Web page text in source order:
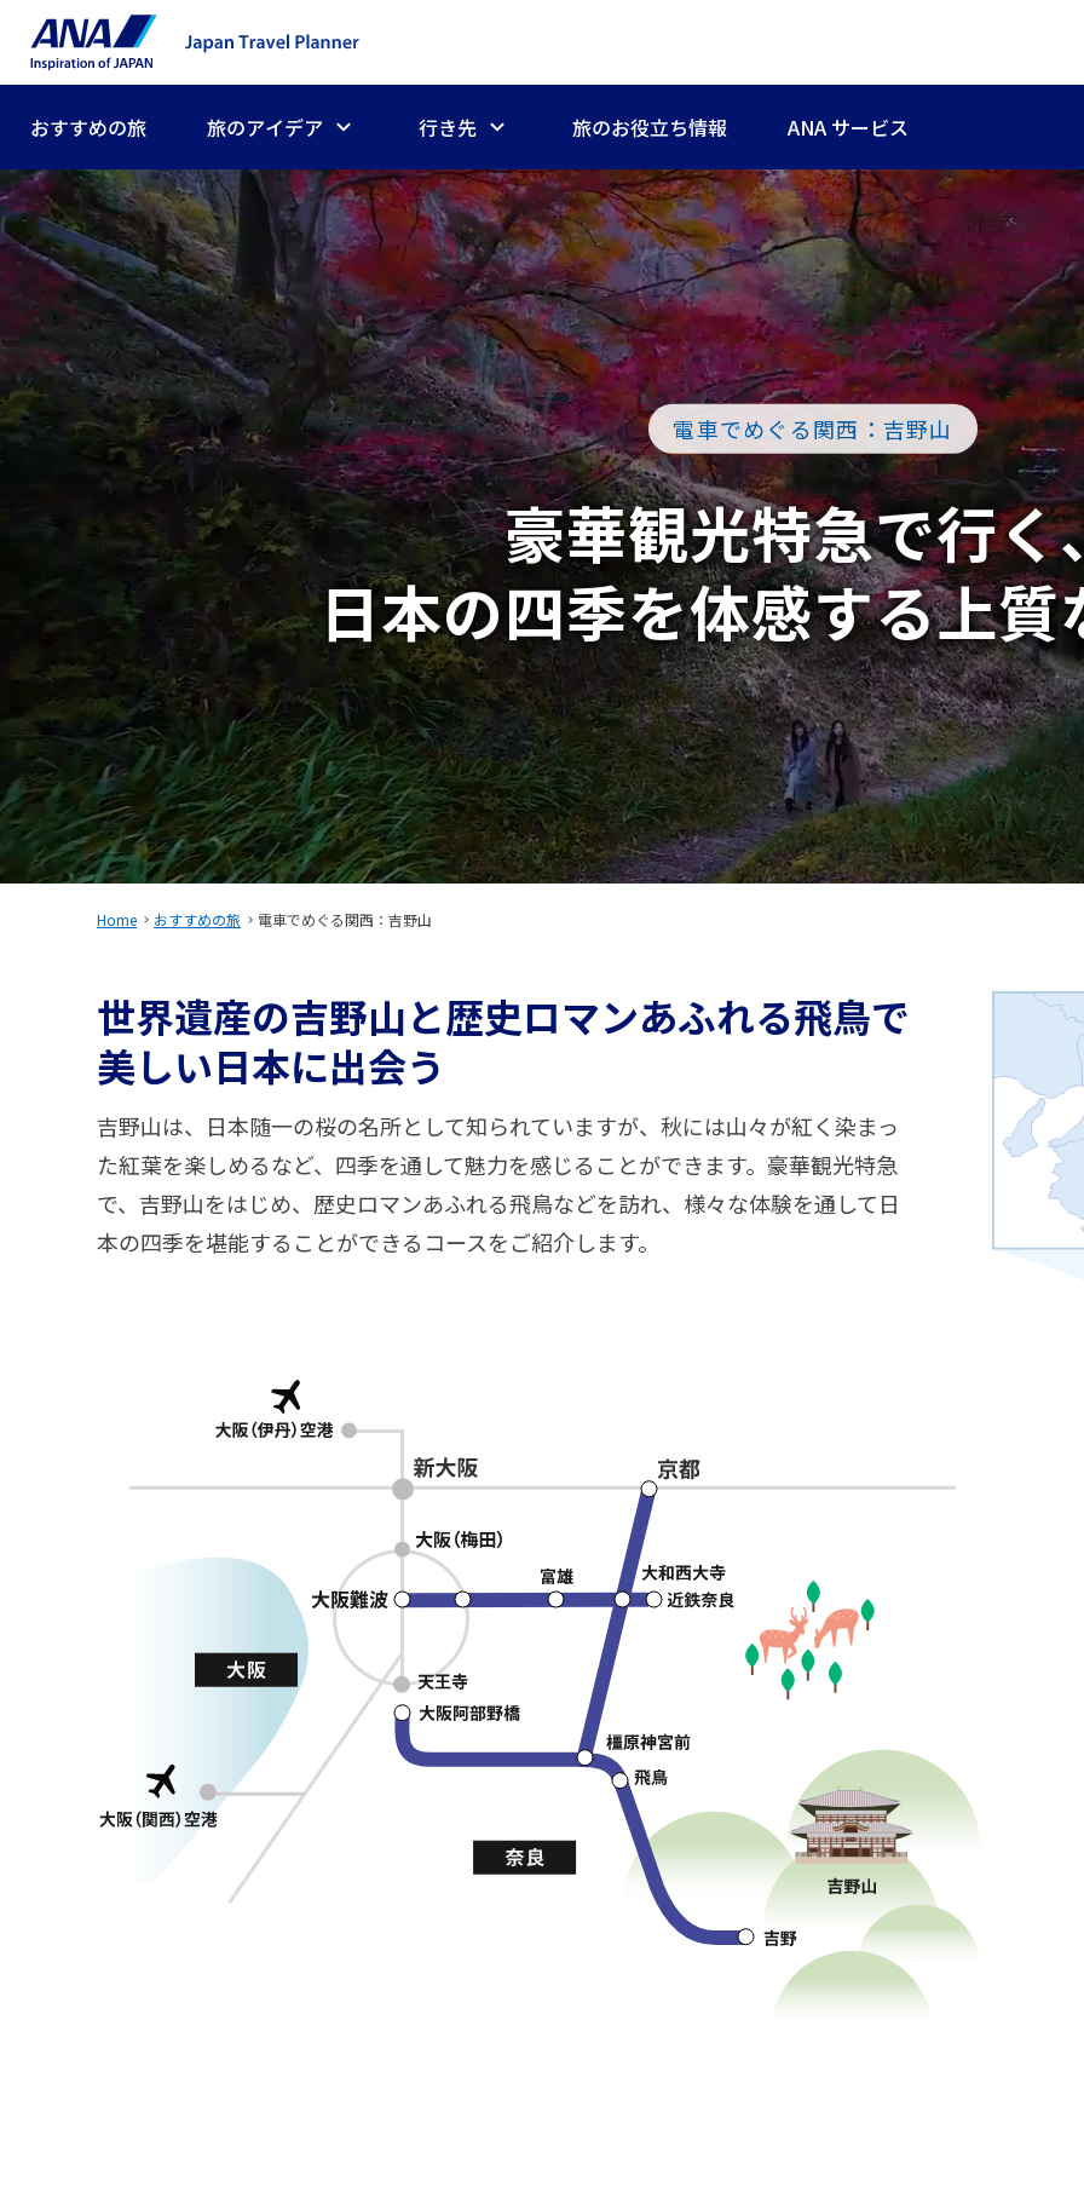
おすすめの旅 旅のアイデア 行き先 旅のお役立ち情報 ANA サービス
電車でめぐる関西：吉野山
豪華観光特急で行く
日本の四季を体感する上質
Home おすすめの旅 電車でめぐる関西：吉野山
世界遺産の吉野山と歴史ロマンあふれる飛鳥で
美しい日本に出会う
吉野山は、日本随一の桜の名所として知られていますが、秋には山々が紅く染まっ
た紅葉を楽しめるなど、四季を通して魅力を感じることができます。豪華観光特急
で、吉野山をはじめ、歴史ロマンあふれる飛鳥などを訪れ、様々な体験を通して日
本の四季を堪能することができるコースをご紹介します。